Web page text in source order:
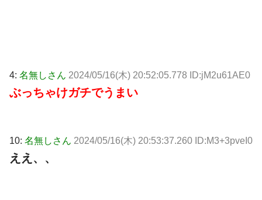
4: 名無しさん 2024/05/16(木) 20:52:05.778 ID:jM2u61AE0
ぶっちゃけガチでうまい
10: 名無しさん 2024/05/16(木) 20:53:37.260 ID:M3+3pveI0
ええ、、